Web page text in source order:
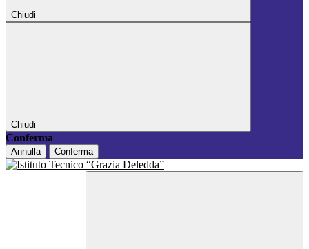
Chiudi
Chiudi
Conferma
Annulla Conferma